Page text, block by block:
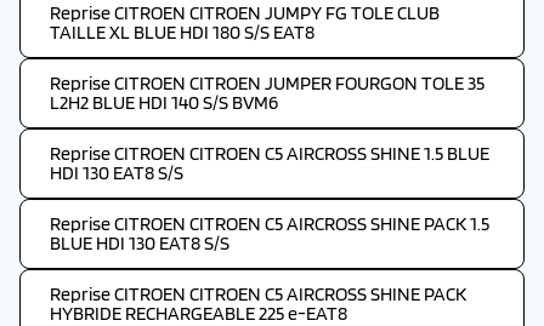
Reprise CITROEN CITROEN JUMPY FG TOLE CLUB
TAILLE XL BLUE HDI 180 S/S EAT8
Reprise CITROEN CITROEN JUMPER FOURGON TOLE 35
L2H2 BLUE HDI 140 S/S BVM6
Reprise CITROEN CITROEN C5 AIRCROSS SHINE 1.5 BLUE
HDI 130 EAT8 S/S
Reprise CITROEN CITROEN C5 AIRCROSS SHINE PACK 1.5
BLUE HDI 130 EAT8 S/S
Reprise CITROEN CITROEN C5 AIRCROSS SHINE PACK
HYBRIDE RECHARGEABLE 225 e-EAT8